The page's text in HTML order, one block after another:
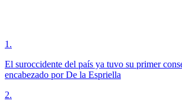
1 .
El suroccidente del país ya tuvo su primer
encabezado por De la Espriella
2.